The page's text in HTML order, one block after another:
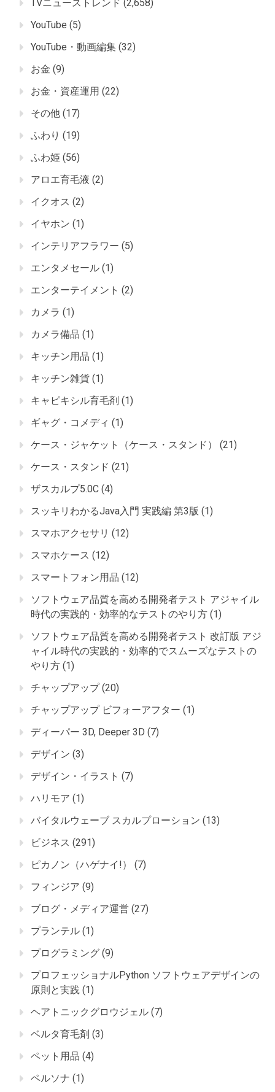
TVニューストレンド (2,658)
YouTube (5)
YouTube・動画編集 (32)
お金 (9)
お金・資産運用 (22)
その他 (17)
ふわり (19)
ふわ姫 (56)
アロエ育毛液 (2)
イクオス (2)
イヤホン (1)
インテリアフラワー (5)
エンタメセール (1)
エンターテイメント (2)
カメラ (1)
カメラ備品 (1)
キッチン用品 (1)
キッチン雑貨 (1)
キャピキシル育毛剤 (1)
ギャグ・コメディ (1)
ケース・ジャケット（ケース・スタンド）
(21)
ケース・スタンド (21)
ザスカルプ5.0C (4)
スッキリわかるJava入門 実践編 第3版 (1)
スマホアクセサリ (12)
スマホケース (12)
スマートフォン用品 (12)
ソフトウェア品質を高める開発者テスト アジャイル
時代の実践的・効率的なテストのやり方 (1)
ソフトウェア品質を高める開発者テスト 改訂版 アジ
ャイル時代の実践的・効率的でスムーズなテストの
やり方 (1)
チャップアップ(20)
チャップアップ ビフォーアフター (1)
ディーパー 3D, Deeper 3D (7)
デザイン (3)
デザイン・イラスト (7)
ハリモア (1)
バイタルウェーブ スカルプローション (13)
ビジネス (291)
ピカノン（ハゲナイ!）
(7)
フィンジア (9)
ブログ・メディア運営 (27)
プランテル (1)
プログラミング (9)
プロフェッショナルPython ソフトウェアデザインの
原則と実践 (1)
ヘアトニックグロウジェル (7)
ベルタ育毛剤 (3)
ペット用品 (4)
ペルソナ (1)